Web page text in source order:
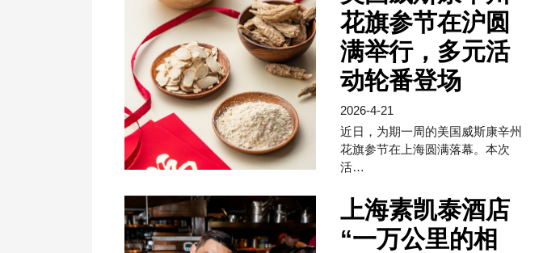
花旗参节在沪圆
满举行，多元活
动轮番登场
2026-4-21
近日，为期一周的美国威斯康辛州
花旗参节在上海圆满落幕。本次
活…
上海素凯泰酒店
“一万公里的相